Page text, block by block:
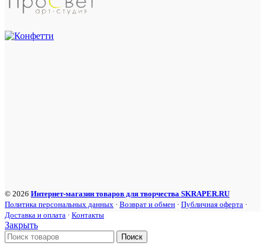
© 2026 Интернет-магазин товаров для творчества SKRAPER.RU
Политика персональных данных · Возврат и обмен · Публичная оферта ·
Доставка и оплата · Контакты
Закрыть
Поиск